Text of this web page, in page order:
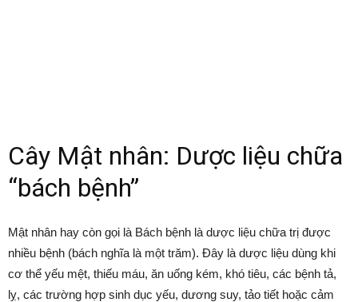
Cây Mật nhân: Dược liệu chữa
“bách bệnh”
Mật nhân hay còn gọi là Bách bệnh là dược liệu chữa trị được
nhiều bệnh (bách nghĩa là một trăm). Đây là dược liệu dùng khi
cơ thể yếu mệt, thiếu máu, ăn uống kém, khó tiêu, các bệnh tả,
lỵ, các trường hợp sinh dục yếu, dương suy, tảo tiết hoặc cảm